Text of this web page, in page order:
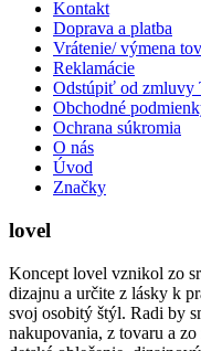
Kontakt
Doprava a platba
Vrátenie/ výmena
Reklamácie
Odstúpiť od zmluvy
Obchodné
Ochrana súkromia
O nás
Úvod
Značky
lovel
Koncept lovel vznikol zo
dizajnu a určite z lásky k
svoj osobitý štýl. Radi by
nakupovania, z tovaru a